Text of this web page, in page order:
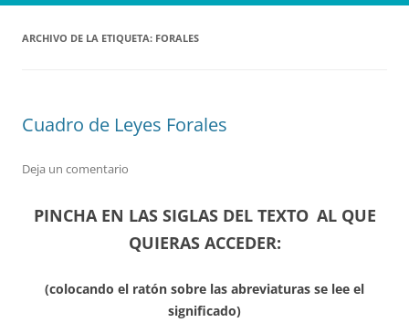
ARCHIVO DE LA ETIQUETA: FORALES
Cuadro de Leyes Forales
Deja un comentario
PINCHA EN LAS SIGLAS DEL TEXTO AL QUE
QUIERAS ACCEDER:
(colocando el ratón sobre las abreviaturas se lee el
significado)